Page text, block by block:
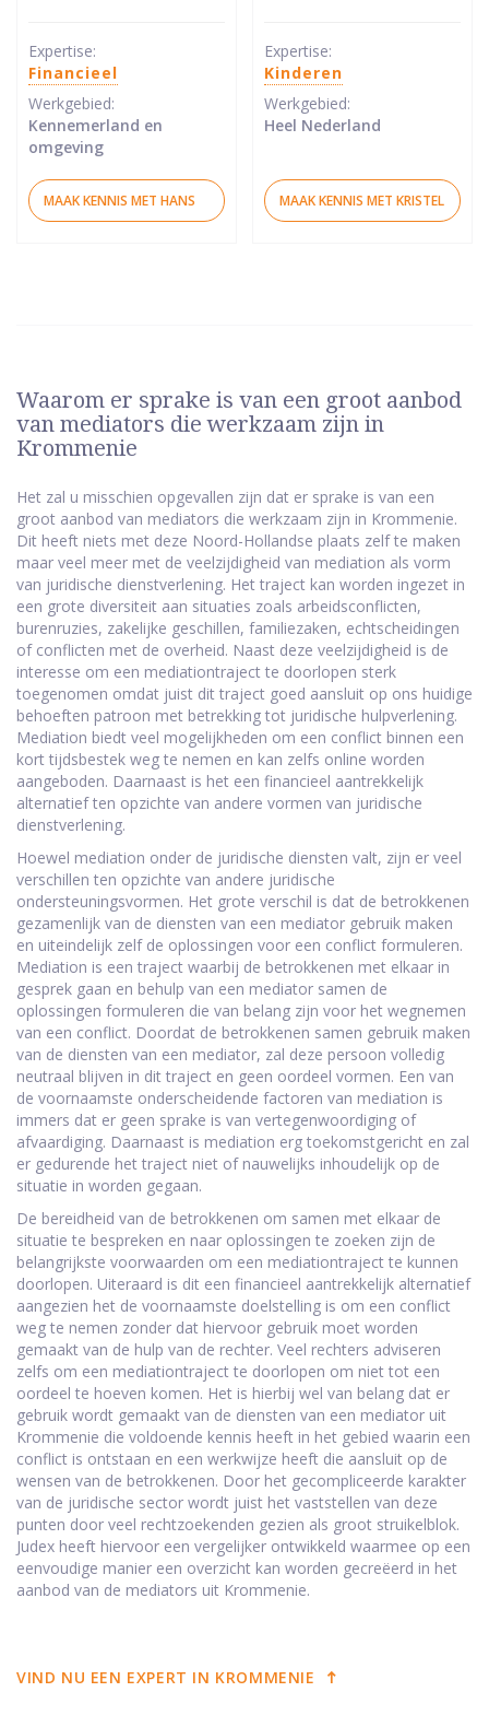
Expertise:
Financieel
Werkgebied:
Kennemerland en
omgeving
MAAK KENNIS MET HANS
Expertise:
Kinderen
Werkgebied:
Heel Nederland
MAAK KENNIS MET KRISTEL
Waarom er sprake is van een groot aanbod
van mediators die werkzaam zijn in
Krommenie
Het zal u misschien opgevallen zijn dat er sprake is van een
groot aanbod van mediators die werkzaam zijn in Krommenie.
Dit heeft niets met deze Noord-Hollandse plaats zelf te maken
maar veel meer met de veelzijdigheid van mediation als vorm
van juridische dienstverlening. Het traject kan worden ingezet in
een grote diversiteit aan situaties zoals arbeidsconflicten,
burenruzies, zakelijke geschillen, familiezaken, echtscheidingen
of conflicten met de overheid. Naast deze veelzijdigheid is de
interesse om een mediationtraject te doorlopen sterk
toegenomen omdat juist dit traject goed aansluit op ons huidige
behoeften patroon met betrekking tot juridische hulpverlening.
Mediation biedt veel mogelijkheden om een conflict binnen een
kort tijdsbestek weg te nemen en kan zelfs online worden
aangeboden. Daarnaast is het een financieel aantrekkelijk
alternatief ten opzichte van andere vormen van juridische
dienstverlening.
Hoewel mediation onder de juridische diensten valt, zijn er veel
verschillen ten opzichte van andere juridische
ondersteuningsvormen. Het grote verschil is dat de betrokkenen
gezamenlijk van de diensten van een mediator gebruik maken
en uiteindelijk zelf de oplossingen voor een conflict formuleren.
Mediation is een traject waarbij de betrokkenen met elkaar in
gesprek gaan en behulp van een mediator samen de
oplossingen formuleren die van belang zijn voor het wegnemen
van een conflict. Doordat de betrokkenen samen gebruik maken
van de diensten van een mediator, zal deze persoon volledig
neutraal blijven in dit traject en geen oordeel vormen. Een van
de voornaamste onderscheidende factoren van mediation is
immers dat er geen sprake is van vertegenwoordiging of
afvaardiging. Daarnaast is mediation erg toekomstgericht en zal
er gedurende het traject niet of nauwelijks inhoudelijk op de
situatie in worden gegaan.
De bereidheid van de betrokkenen om samen met elkaar de
situatie te bespreken en naar oplossingen te zoeken zijn de
belangrijkste voorwaarden om een mediationtraject te kunnen
doorlopen. Uiteraard is dit een financieel aantrekkelijk alternatief
aangezien het de voornaamste doelstelling is om een conflict
weg te nemen zonder dat hiervoor gebruik moet worden
gemaakt van de hulp van de rechter. Veel rechters adviseren
zelfs om een mediationtraject te doorlopen om niet tot een
oordeel te hoeven komen. Het is hierbij wel van belang dat er
gebruik wordt gemaakt van de diensten van een mediator uit
Krommenie die voldoende kennis heeft in het gebied waarin een
conflict is ontstaan en een werkwijze heeft die aansluit op de
wensen van de betrokkenen. Door het gecompliceerde karakter
van de juridische sector wordt juist het vaststellen van deze
punten door veel rechtzoekenden gezien als groot struikelblok.
Judex heeft hiervoor een vergelijker ontwikkeld waarmee op een
eenvoudige manier een overzicht kan worden gecreëerd in het
aanbod van de mediators uit Krommenie.
VIND NU EEN EXPERT IN KROMMENIE